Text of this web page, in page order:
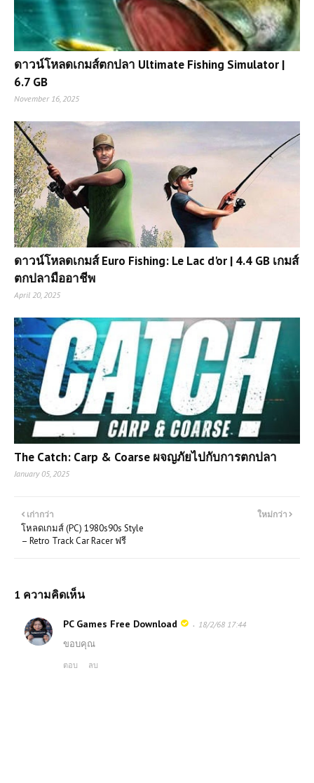
ดาวน์โหลดเกมส์ตกปลา Ultimate Fishing Simulator |
6.7 GB
November 16, 2025
ดาวน์โหลดเกมส์ Euro Fishing: Le Lac d'or | 4.4 GB เกมส์
ตกปลามืออาชีพ
April 20, 2025
The Catch: Carp & Coarse ผจญภัยไปกับการตกปลา
January 05, 2025
ใหม่กว่า
เก่ากว่า
โหลดเกมส์ (PC) 1980s90s Style
– Retro Track Car Racer ฟรี
1 ความคิดเห็น
PC Games Free Download 18/2/68 17:44
ขอบคุณ
ตอบ ลบ